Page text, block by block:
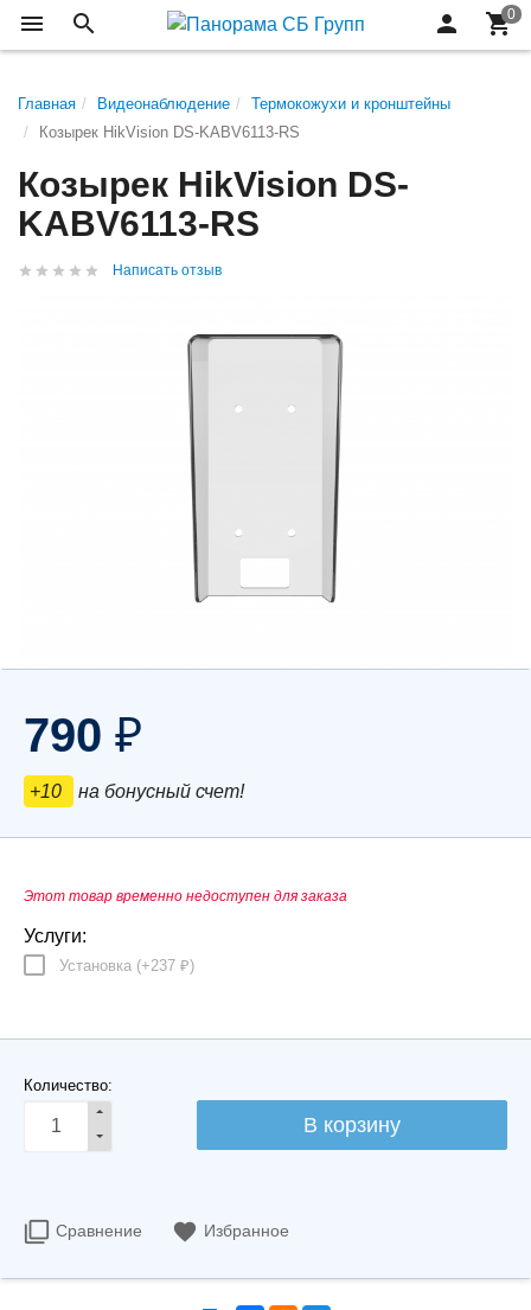
Главная Видеонаблюдение
Термокожухи и кронштейны
Козырек HikVision DS-KABV6113-RS
Козырек HikVision DS-
KABV6113-RS
Написать отзыв
790 ₽
+10 на бонусный счет!
Этот товар временно недоступен для заказа
Услуги:
Установка (+237 ₽)
Количество:
Сравнение Избранное